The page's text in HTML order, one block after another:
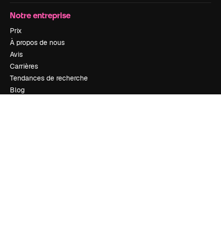
Notre entreprise
Prix
À propos de nous
Avis
Carrières
Tendances de recherche
Blog